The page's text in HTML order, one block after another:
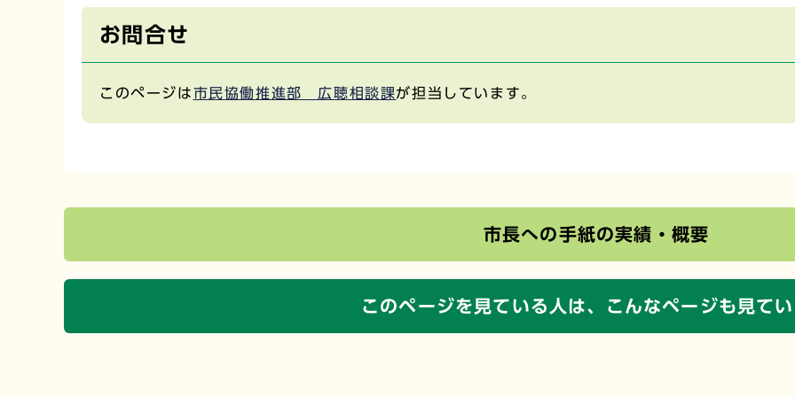
お問合せ
このページは市民協働推進部 広聴相談課が担当しています。
市長への手紙の実績・概要
このページを見ている人は、 こんなページも見て